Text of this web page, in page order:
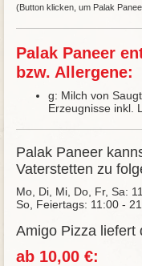
(Button klicken, um Palak
Palak Paneer
bzw. Allergene:
g: Milch von
Erzeugnisse inkl.
Palak Paneer
Vaterstetten zu
Mo, Di, Mi, Do, Fr, Sa:
So, Feiertags: 11:00 -
Amigo Pizza liefert
ab 10,00 €: